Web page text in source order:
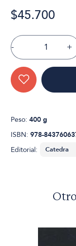
$45.700
- +
Peso:400 g
ISBN:978-
Editorial: